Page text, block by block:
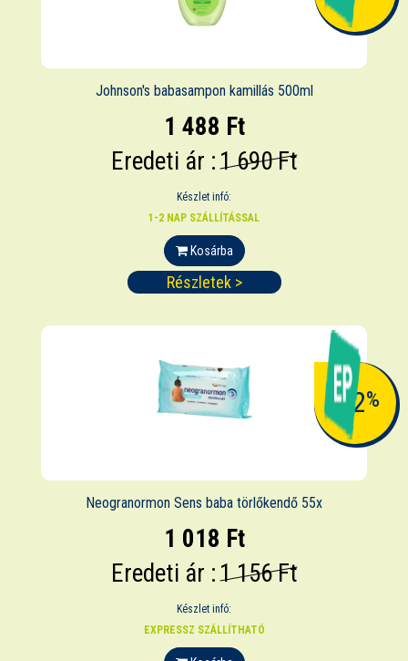
Johnson's babasampon kamillás 500ml
1 488 Ft
Eredeti ár :1 690 Ft
Készlet infó:
1-2 NAP SZÁLLÍTÁSSAL
Kosárba
Részletek >
-12%
Neogranormon Sens baba törlőkendő 55x
1 018 Ft
Eredeti ár :1 156 Ft
Készlet infó:
EXPRESSZ SZÁLLÍTHATÓ